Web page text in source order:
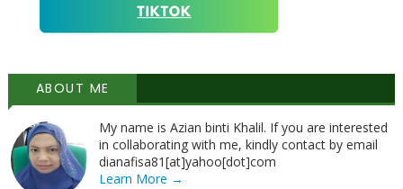
ABOUT ME
My name is Azian binti Khalil. If you are interested
in collaborating with me, kindly contact by email
dianafisa81[at]yahoo[dot]com
Learn More →